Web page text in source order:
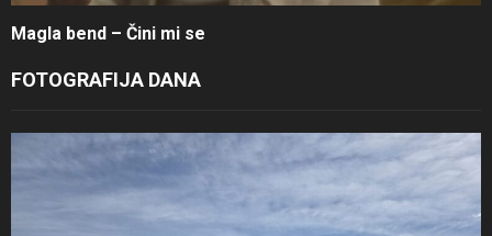
Magla bend – Čini mi se
FOTOGRAFIJA DANA